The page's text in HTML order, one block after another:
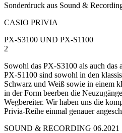
Sonderdruck aus Sound &
CASIO PRIVIA
PX-S3100 UND PX-S1100
2
Sowohl das PX-S3100 als auch das
PX-S1100 sind sowohl in den
Schwarz und Weiß sowie in einem
in der Form beerben die
Wegbereiter. Wir haben uns die
Privia-Reihe einmal genauer
SOUND & RECORDING 06.2021